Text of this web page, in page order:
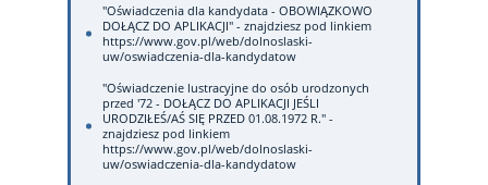
"Oświadczenia dla kandydata - OBOWIĄZKOWO
DOŁĄCZ DO APLIKACJI" - znajdziesz pod linkiem
https://www.gov.pl/web/dolnoslaski-
uw/oswiadczenia-dla-kandydatow
"Oświadczenie lustracyjne do osób urodzonych
przed '72 - DOŁĄCZ DO APLIKACJI JEŚLI
URODZIŁEŚ/AŚ SIĘ PRZED 01.08.1972 R." -
znajdziesz pod linkiem
https://www.gov.pl/web/dolnoslaski-
uw/oswiadczenia-dla-kandydatow